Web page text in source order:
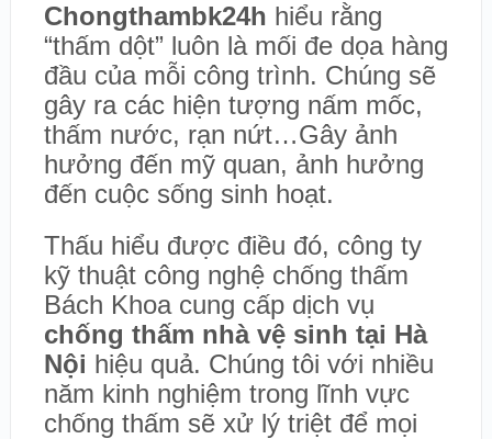
Chongthambk24h hiểu rằng
“thấm dột” luôn là mối đe dọa hàng
đầu của mỗi công trình. Chúng sẽ
gây ra các hiện tượng nấm mốc,
thấm nước, rạn nứt…Gây ảnh
hưởng đến mỹ quan, ảnh hưởng
đến cuộc sống sinh hoạt.
Thấu hiểu được điều đó, công ty
kỹ thuật công nghệ chống thấm
Bách Khoa cung cấp dịch vụ
chống thấm nhà vệ sinh tại Hà
Nội hiệu quả. Chúng tôi với nhiều
năm kinh nghiệm trong lĩnh vực
chống thấm sẽ xử lý triệt để mọi